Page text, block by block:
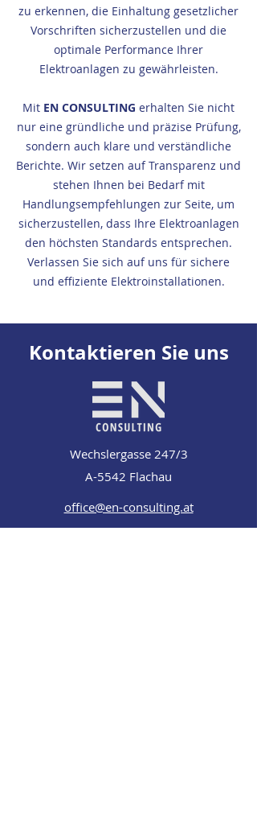
zu erkennen, die Einhaltung gesetzlicher
Vorschriften sicherzustellen und die
optimale Performance Ihrer
Elektroanlagen zu gewährleisten.
Mit EN CONSULTING erhalten Sie nicht
nur eine gründliche und präzise Prüfung,
sondern auch klare und verständliche
Berichte. Wir setzen auf Transparenz und
stehen Ihnen bei Bedarf mit
Handlungsempfehlungen zur Seite, um
sicherzustellen, dass Ihre Elektroanlagen
den höchsten Standards entsprechen.
Verlassen Sie sich auf uns für sichere
und effiziente Elektroinstallationen.
Kontaktieren Sie uns
Wechslergasse 247/3
A-5542 Flachau
office@en-consulting.at